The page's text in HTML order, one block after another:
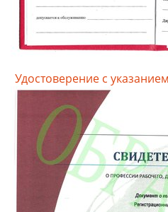
Удостоверение с